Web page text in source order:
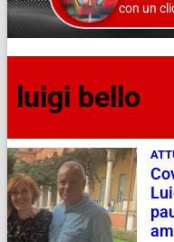
con un
luigi bello